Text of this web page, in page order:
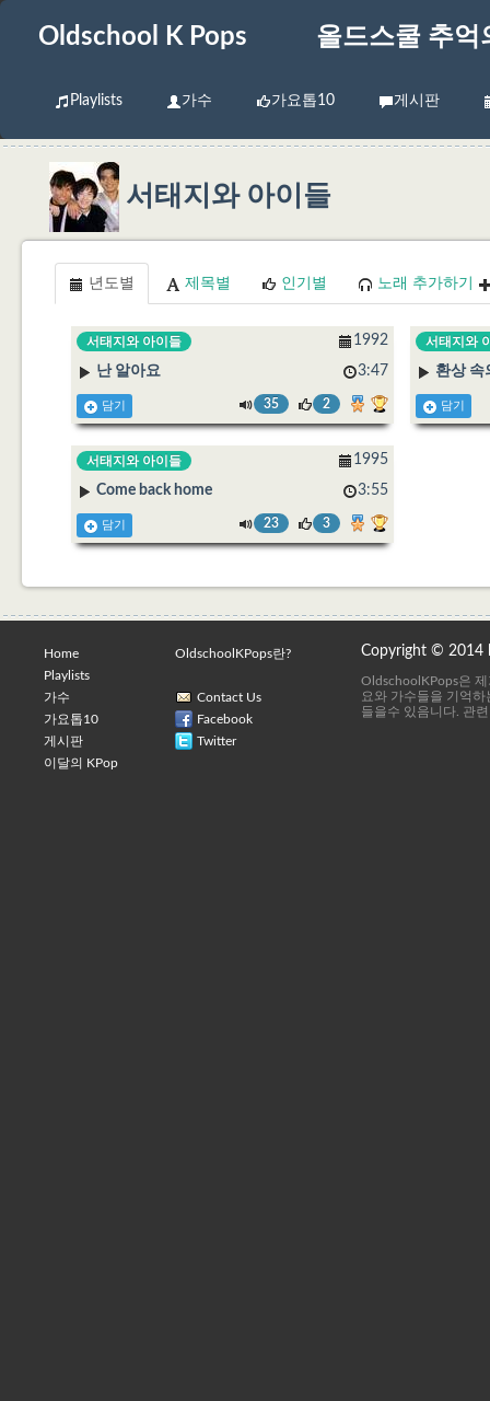
Oldschool K Pops 올드스쿨 추억
Playlists 가수 가요톱10 게시판
서태지와 아이들
년도별 제목별 인기별 노래 추가하기
서태지와 아이들
1992
난 알아요
3:47
담기 35 2
서태지와
환상 속
담기
서태지와 아이들
1995
Come back home
3:55
담기 23 3
Home
Playlists
가수
가요톱10
게시판
이달의 KPop
OldschoolKPops란?
Contact Us
Facebook
Twitter
Copyright © 2014
OldschoolKPops은
요와 가수들을 기억
들을수 있음니다. 관